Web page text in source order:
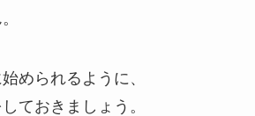
められるように、
ておきましょう。